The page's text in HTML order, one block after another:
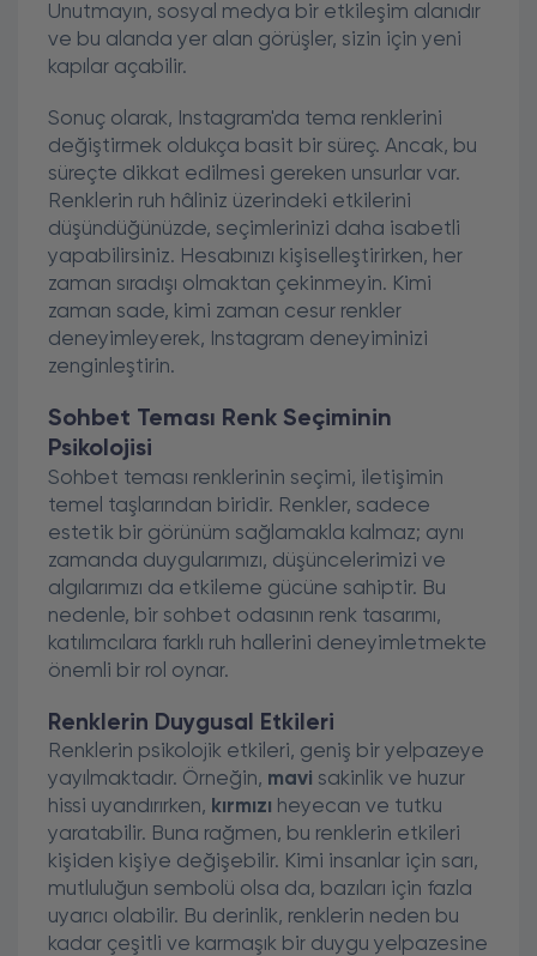
Unutmayın, sosyal medya bir etkileşim alanıdır
ve bu alanda yer alan görüşler, sizin için yeni
kapılar açabilir.
Sonuç olarak, Instagram'da tema renklerini
değiştirmek oldukça basit bir süreç. Ancak, bu
süreçte dikkat edilmesi gereken unsurlar var.
Renklerin ruh hâliniz üzerindeki etkilerini
düşündüğünüzde, seçimlerinizi daha isabetli
yapabilirsiniz. Hesabınızı kişiselleştirirken, her
zaman sıradışı olmaktan çekinmeyin. Kimi
zaman sade, kimi zaman cesur renkler
deneyimleyerek, Instagram deneyiminizi
zenginleştirin.
Sohbet Teması Renk Seçiminin
Psikolojisi
Sohbet teması renklerinin seçimi, iletişimin
temel taşlarından biridir. Renkler, sadece
estetik bir görünüm sağlamakla kalmaz; aynı
zamanda duygularımızı, düşüncelerimizi ve
algılarımızı da etkileme gücüne sahiptir. Bu
nedenle, bir sohbet odasının renk tasarımı,
katılımcılara farklı ruh hallerini deneyimletmekte
önemli bir rol oynar.
Renklerin Duygusal Etkileri
Renklerin psikolojik etkileri, geniş bir yelpazeye
yayılmaktadır. Örneğin, mavi sakinlik ve huzur
hissi uyandırırken, kırmızı heyecan ve tutku
yaratabilir. Buna rağmen, bu renklerin etkileri
kişiden kişiye değişebilir. Kimi insanlar için sarı,
mutluluğun sembolü olsa da, bazıları için fazla
uyarıcı olabilir. Bu derinlik, renklerin neden bu
kadar çeşitli ve karmaşık bir duygu yelpazesine